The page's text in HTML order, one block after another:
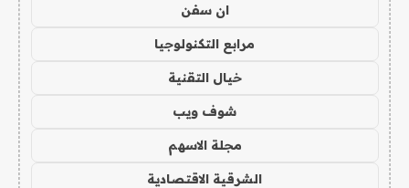
ان سفن
مرابع التكنولوجيا
خيال التقنية
شوف ويب
مجلة الاسهم
الشرقية الاقتصادية